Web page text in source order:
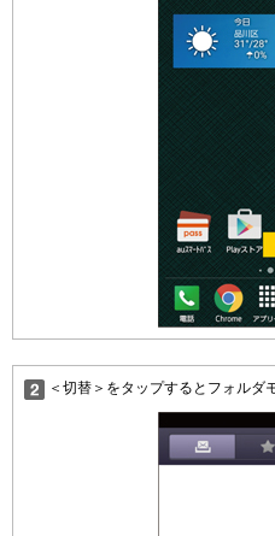
＜切替＞をタップするとフォルダ